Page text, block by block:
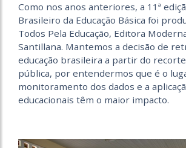
Como nos anos anteriores, a 11ª
Brasileiro da Educação Básica foi
Todos Pela Educação, Editora
Santillana. Mantemos a decisão de
educação brasileira a partir do
pública, por entendermos que é o
monitoramento dos dados e a
educacionais têm o maior impacto.